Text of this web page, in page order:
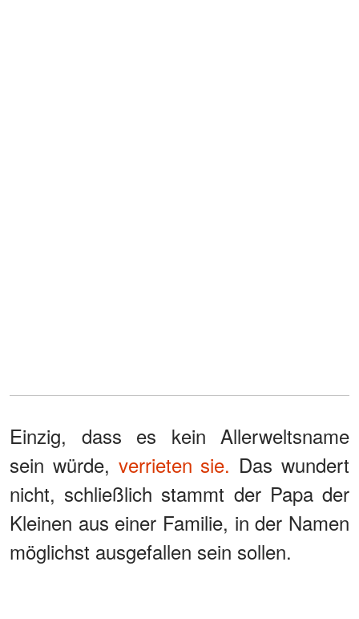
Einzig, dass es kein Allerweltsname
sein würde, verrieten sie. Das wundert
nicht, schließlich stammt der Papa der
Kleinen aus einer Familie, in der Namen
möglichst ausgefallen sein sollen.